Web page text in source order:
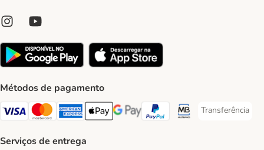
Métodos de pagamento
Visa Payment Method
Mastercard Payment Method
American Express Payment Method
Apple Pay Payment Method
Google Pay Payment Method
PayPal Payment Method
Multibanco Payment
Transferência
Transferência
Serviços de entrega